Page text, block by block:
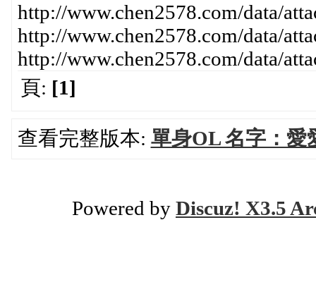
http://www.chen2578.com/data/
http://www.chen2578.com/data/
http://www.chen2578.com/data/
頁: [1]
查看完整版本: 單身OL 名字：愛
Powered by Discuz! X3.5